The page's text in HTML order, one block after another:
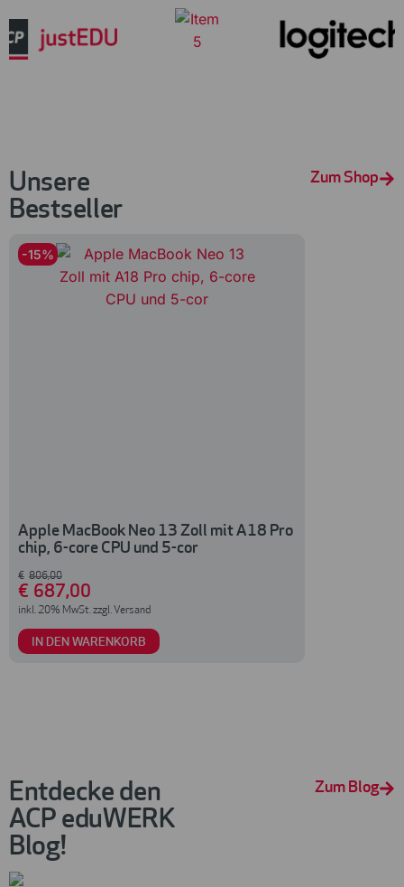
Unsere
Bestseller
Zum Shop
Apple MacBook Neo 13 Zoll mit A18 Pro
chip, 6-core CPU und 5-cor
-15%
€ 806,00
€ 687,00
inkl. 20% MwSt. zzgl. Versand
IN DEN WARENKORB
Entdecke den
ACP eduWERK
Blog!
Zum Blog